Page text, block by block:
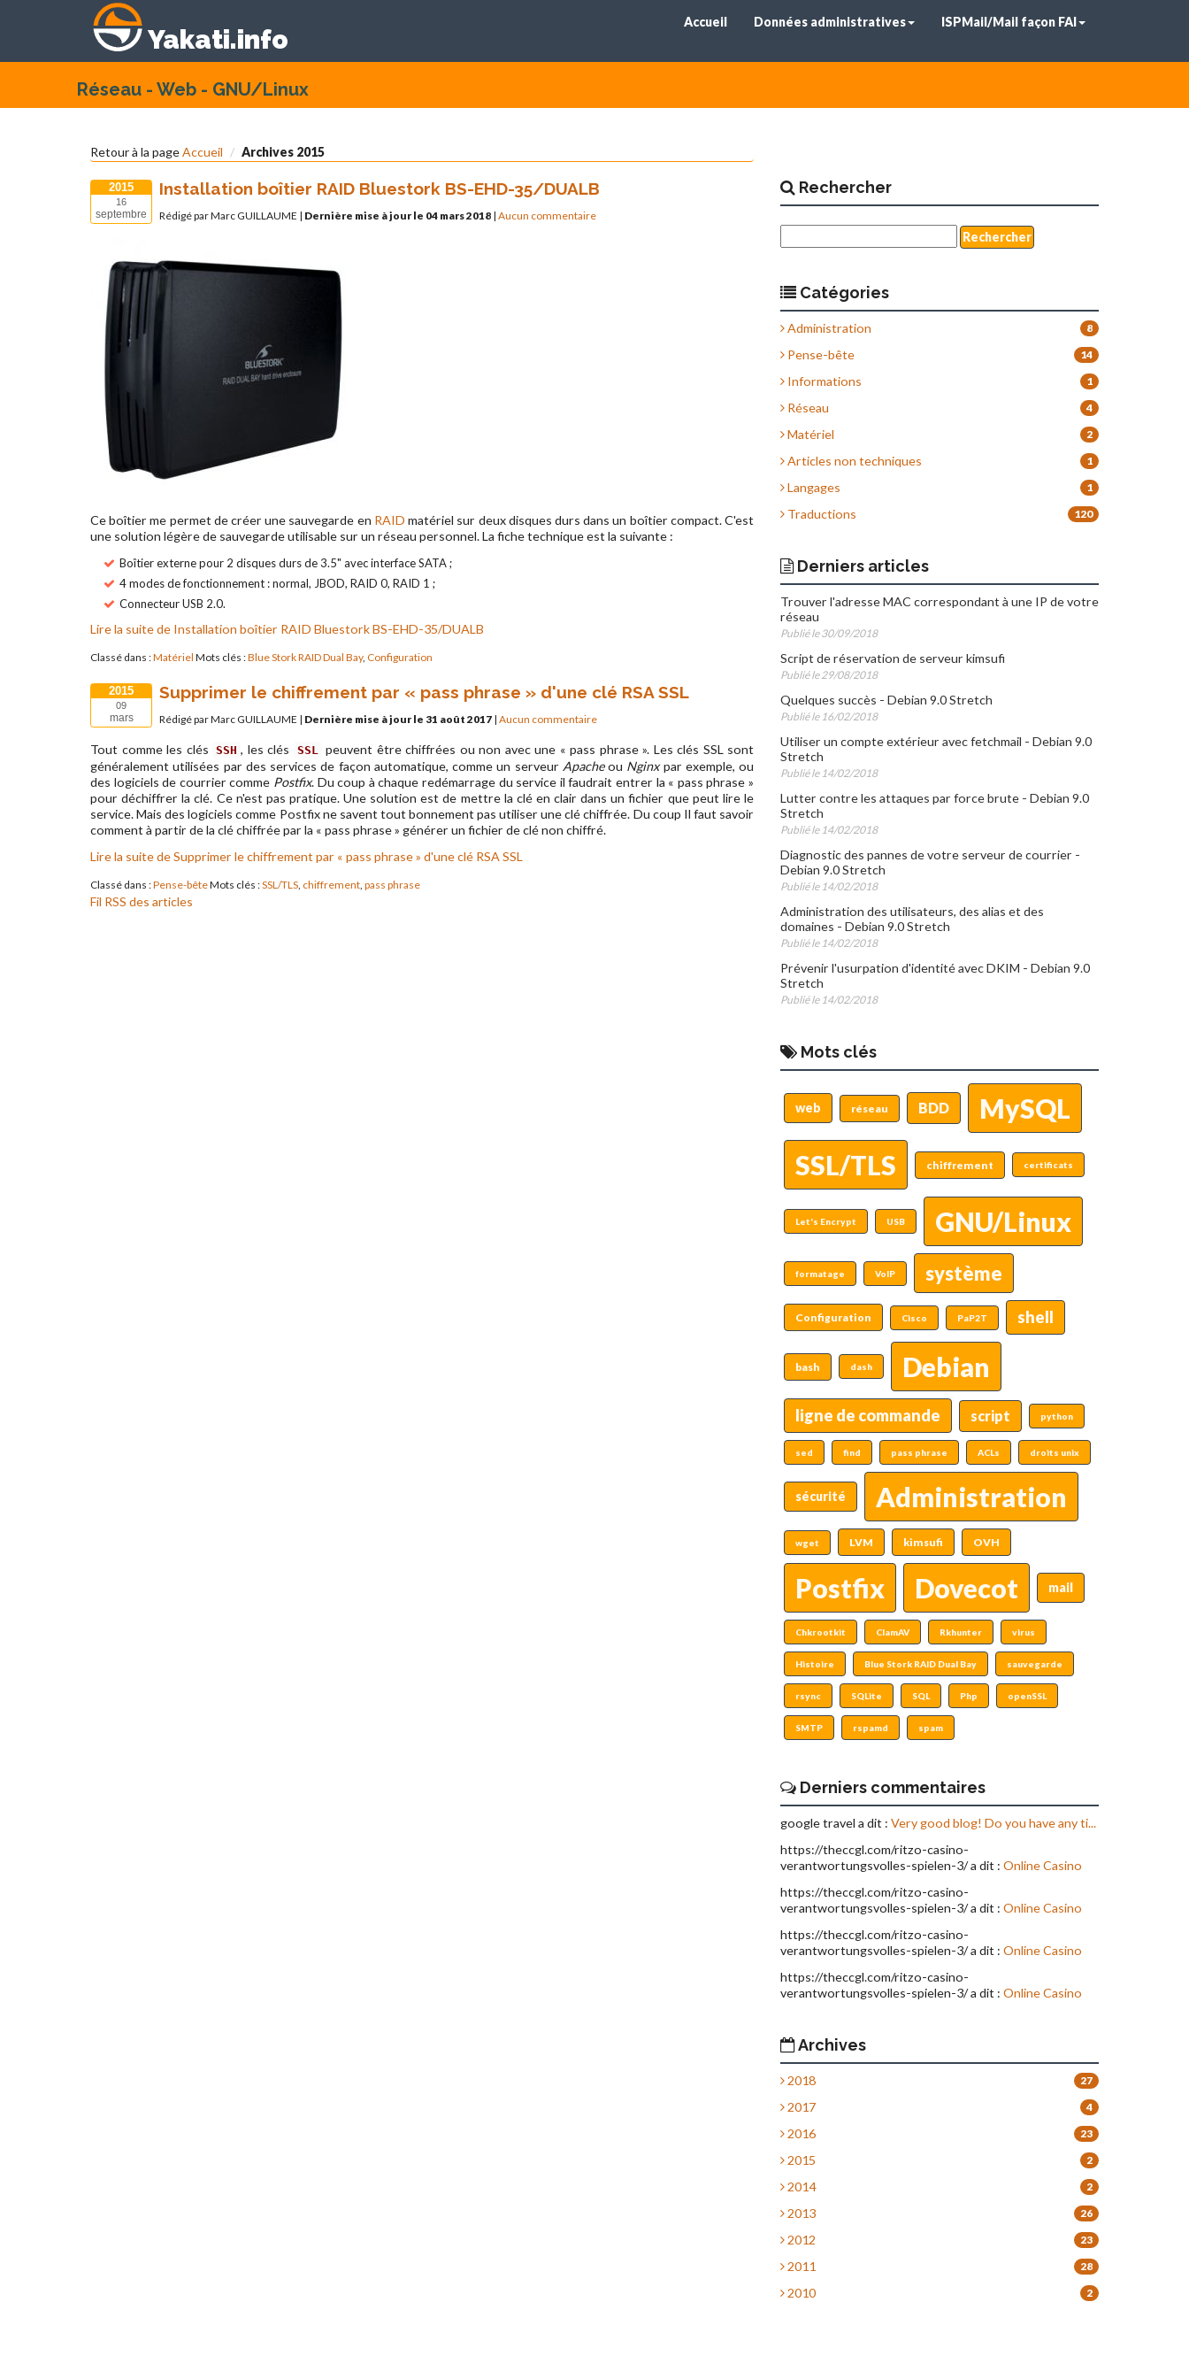
Yakati.info
Accueil Données administratives ISPMail/Mail façon FAI
Réseau - Web - GNU/Linux
Retour à la pageAccueil Archives 2015
2015
16
septembre
Installation boîtier RAID Bluestork BS-EHD-35/DUALB
Rédigé par Marc GUILLAUME | Dernière mise à jour le 04 mars 2018 |Aucun commentaire
Ce boîtier me permet de créer une sauvegarde en RAID matériel sur deux disques durs dans un boîtier compact. C'est
une solution légère de sauvegarde utilisable sur un réseau personnel. La fiche technique est la suivante :
Boîtier externe pour 2 disques durs de 3.5" avec interface SATA ;
4 modes de fonctionnement : normal, JBOD, RAID 0, RAID 1 ;
Connecteur USB 2.0.
Lire la suite de Installation boîtier RAID Bluestork BS-EHD-35/DUALB
Classé dans :Matériel Mots clés :Blue Stork RAID Dual Bay, Configuration
2015
09
mars
Supprimer le chiffrement par « pass phrase » d'une clé RSA SSL
Rédigé par Marc GUILLAUME | Dernière mise à jour le 31 août 2017 |Aucun commentaire
Tout comme les clés SSH , les clés SSL peuvent être chiffrées ou non avec une « pass phrase ». Les clés SSL sont
généralement utilisées par des services de façon automatique, comme un serveur Apacheou Nginxpar exemple, ou
des logiciels de courrier comme Postfix. Du coup à chaque redémarrage du service il faudrait entrer la « pass phrase »
pour déchiffrer la clé. Ce n'est pas pratique. Une solution est de mettre la clé en clair dans un fichier que peut lire le
service. Mais des logiciels comme Postfix ne savent tout bonnement pas utiliser une clé chiffrée. Du coup Il faut savoir
comment à partir de la clé chiffrée par la « pass phrase » générer un fichier de clé non chiffré.
Lire la suite de Supprimer le chiffrement par « pass phrase » d'une clé RSA SSL
Classé dans :Pense-bêteMots clés :SSL/TLS, chiffrement, pass phrase
Fil RSS des articles
Rechercher
Catégories
Administration 8
Pense-bête 14
Informations 1
Réseau 4
Matériel 2
Articles non techniques 1
Langages 1
Traductions 120
Derniers articles
Trouver l'adresse MAC correspondant à une IP de votre
réseau
Publié le 30/09/2018
Script de réservation de serveur kimsufi
Publié le 29/08/2018
Quelques succès - Debian 9.0 Stretch
Publié le 16/02/2018
Utiliser un compte extérieur avec fetchmail - Debian 9.0
Stretch
Publié le 14/02/2018
Lutter contre les attaques par force brute - Debian 9.0
Stretch
Publié le 14/02/2018
Diagnostic des pannes de votre serveur de courrier -
Debian 9.0 Stretch
Publié le 14/02/2018
Administration des utilisateurs, des alias et des
domaines - Debian 9.0 Stretch
Publié le 14/02/2018
Prévenir l'usurpation d'identité avec DKIM - Debian 9.0
Stretch
Publié le 14/02/2018
Mots clés
web réseau BDD
MySQL
SSL/TLS
chiffrement certificats
Let's Encrypt USB GNU/Linux
formatage VoIP système
Configuration Cisco PaP2T shell
bash dash Debian
ligne de commande script python
sed find pass phrase ACLs droits unix
sécurité Administration
wget LVM kimsufi OVH
Postfix Dovecot mail
Chkrootkit ClamAV Rkhunter virus
Histoire Blue Stork RAID Dual Bay sauvegarde
rsync SQLite SQL Php openSSL
SMTP rspamd spam
Derniers commentaires
google travel a dit : Very good blog! Do you have any ti...
https://theccgl.com/ritzo-casino-
verantwortungsvolles-spielen-3/ a dit : Online Casino
https://theccgl.com/ritzo-casino-
verantwortungsvolles-spielen-3/ a dit : Online Casino
https://theccgl.com/ritzo-casino-
verantwortungsvolles-spielen-3/ a dit : Online Casino
https://theccgl.com/ritzo-casino-
verantwortungsvolles-spielen-3/ a dit : Online Casino
Archives
2018 27
2017 4
2016 23
2015 2
2014 2
2013 26
2012 23
2011 28
2010 2